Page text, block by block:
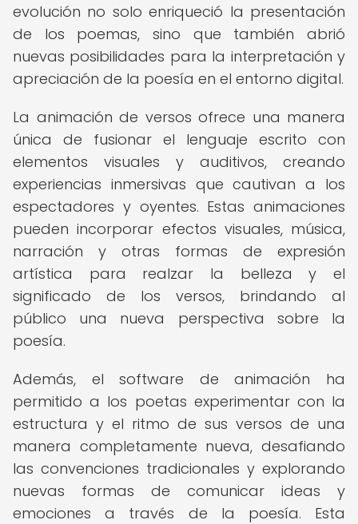
evolución no solo enriqueció la presentación
de los poemas, sino que también abrió
nuevas posibilidades para la interpretación y
apreciación de la poesía en el entorno digital.
La animación de versos ofrece una manera
única de fusionar el lenguaje escrito con
elementos visuales y auditivos, creando
experiencias inmersivas que cautivan a los
espectadores y oyentes. Estas animaciones
pueden incorporar efectos visuales, música,
narración y otras formas de expresión
artística para realzar la belleza y el
significado de los versos, brindando al
público una nueva perspectiva sobre la
poesía.
Además, el software de animación ha
permitido a los poetas experimentar con la
estructura y el ritmo de sus versos de una
manera completamente nueva, desafiando
las convenciones tradicionales y explorando
nuevas formas de comunicar ideas y
emociones a través de la poesía. Esta